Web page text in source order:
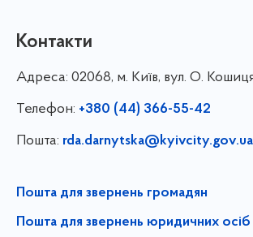
Контакти
Адреса: 02068, м. Київ, вул. О.
Телефон: +380 (44) 366-55-42
Пошта: rda.darnytska@kyivcity.gov.ua
Пошта для звернень громадян
Пошта для звернень юридичних осіб